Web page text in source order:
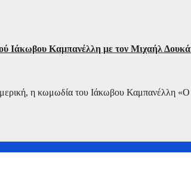
Ιάκωβου Καμπανέλλη με τον Μιχαήλ
η κωμωδία του Ιάκωβου Καμπανέλλη «Ο